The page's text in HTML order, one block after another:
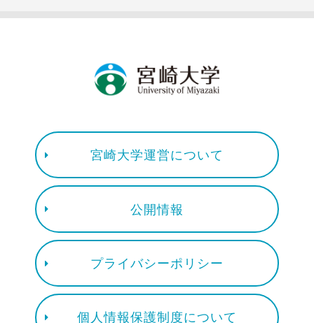
宮崎大学運営について
公開情報
プライバシーポリシー
個人情報保護制度について